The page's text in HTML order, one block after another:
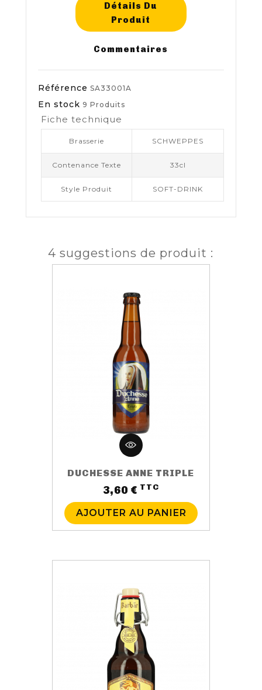
Détails Du
Produit
Commentaires
Référence SA33001A
En stock 9 Produits
Fiche technique
Brasserie SCHWEPPES
Contenance Texte 33cl
Style Produit SOFT-DRINK
4 suggestions de produit :
DUCHESSE ANNE TRIPLE
3,60 € TTCPrix
AJOUTER AU PANIER